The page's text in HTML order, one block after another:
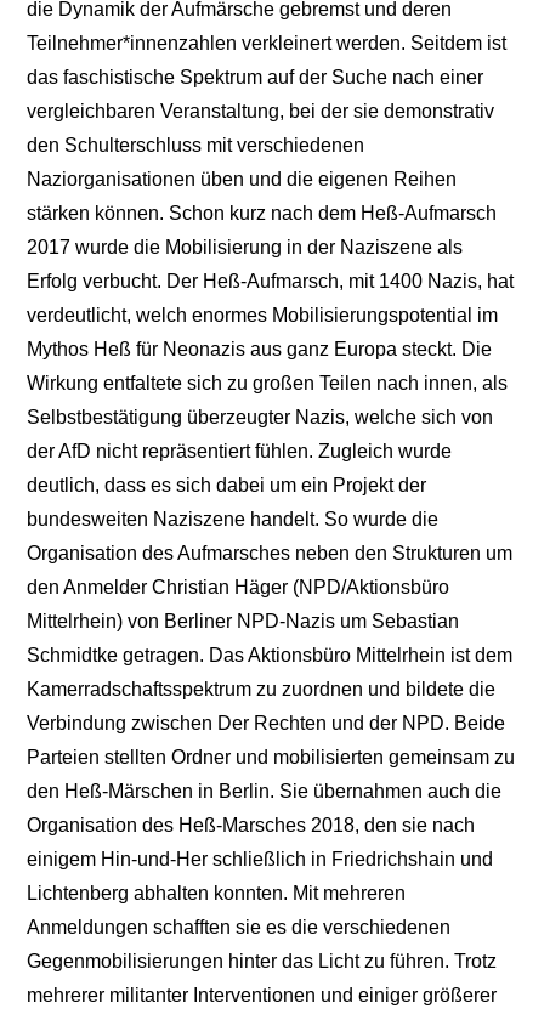
die Dynamik der Aufmärsche gebremst und deren
Teilnehmer*innenzahlen verkleinert werden. Seitdem ist
das faschistische Spektrum auf der Suche nach einer
vergleichbaren Veranstaltung, bei der sie demonstrativ
den Schulterschluss mit verschiedenen
Naziorganisationen üben und die eigenen Reihen
stärken können. Schon kurz nach dem Heß-Aufmarsch
2017 wurde die Mobilisierung in der Naziszene als
Erfolg verbucht. Der Heß-Aufmarsch, mit 1400 Nazis, hat
verdeutlicht, welch enormes Mobilisierungspotential im
Mythos Heß für Neonazis aus ganz Europa steckt. Die
Wirkung entfaltete sich zu großen Teilen nach innen, als
Selbstbestätigung überzeugter Nazis, welche sich von
der AfD nicht repräsentiert fühlen. Zugleich wurde
deutlich, dass es sich dabei um ein Projekt der
bundesweiten Naziszene handelt. So wurde die
Organisation des Aufmarsches neben den Strukturen um
den Anmelder Christian Häger (NPD/Aktionsbüro
Mittelrhein) von Berliner NPD-Nazis um Sebastian
Schmidtke getragen. Das Aktionsbüro Mittelrhein ist dem
Kamerradschaftsspektrum zu zuordnen und bildete die
Verbindung zwischen Der Rechten und der NPD. Beide
Parteien stellten Ordner und mobilisierten gemeinsam zu
den Heß-Märschen in Berlin. Sie übernahmen auch die
Organisation des Heß-Marsches 2018, den sie nach
einigem Hin-und-Her schließlich in Friedrichshain und
Lichtenberg abhalten konnten. Mit mehreren
Anmeldungen schafften sie es die verschiedenen
Gegenmobilisierungen hinter das Licht zu führen. Trotz
mehrerer militanter Interventionen und einiger größerer